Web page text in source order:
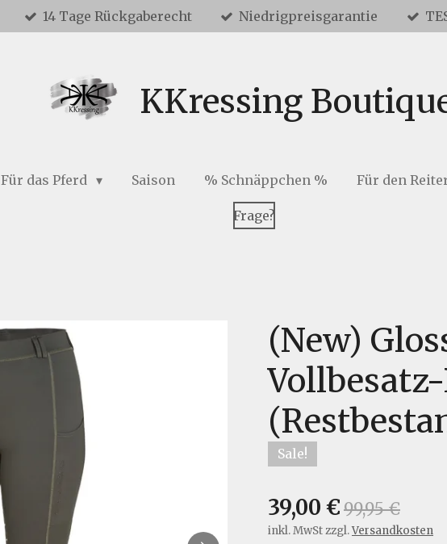
14 Tage Rückgaberecht Niedrigpreisgarantie
KKressing
Für das Pferd Saison % Schnäppchen % Für den
Frage?
(New)
Sale!
39,00 €99,95 €
inkl. MwSt zzgl.Versandkosten